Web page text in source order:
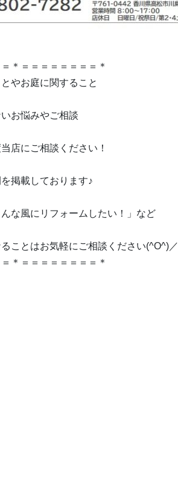
＊＝＝＝＝＝＝＝＝＊
やお庭に関すること
お悩みやご相談
店にご相談ください！
掲載しております♪
な風にリフォームしたい！」など
ことはお気軽にご相談ください(^O^)／
＊＝＝＝＝＝＝＝＝＊